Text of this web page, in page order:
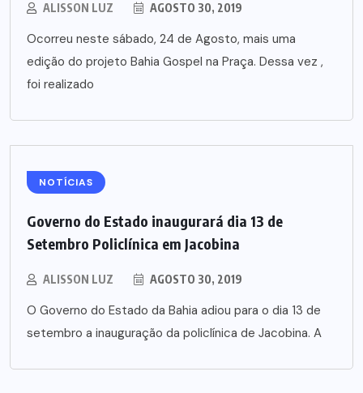
ALISSON LUZ AGOSTO 30, 2019
Ocorreu neste sábado, 24 de Agosto, mais uma
edição do projeto Bahia Gospel na Praça. Dessa vez ,
foi realizado
NOTÍCIAS
Governo do Estado inaugurará dia 13 de
Setembro Policlínica em Jacobina
ALISSON LUZ AGOSTO 30, 2019
O Governo do Estado da Bahia adiou para o dia 13 de
setembro a inauguração da policlínica de Jacobina. A